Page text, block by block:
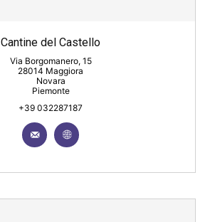
Cantine del Castello
Via Borgomanero, 15
28014 Maggiora
Novara
Piemonte
+39 032287187